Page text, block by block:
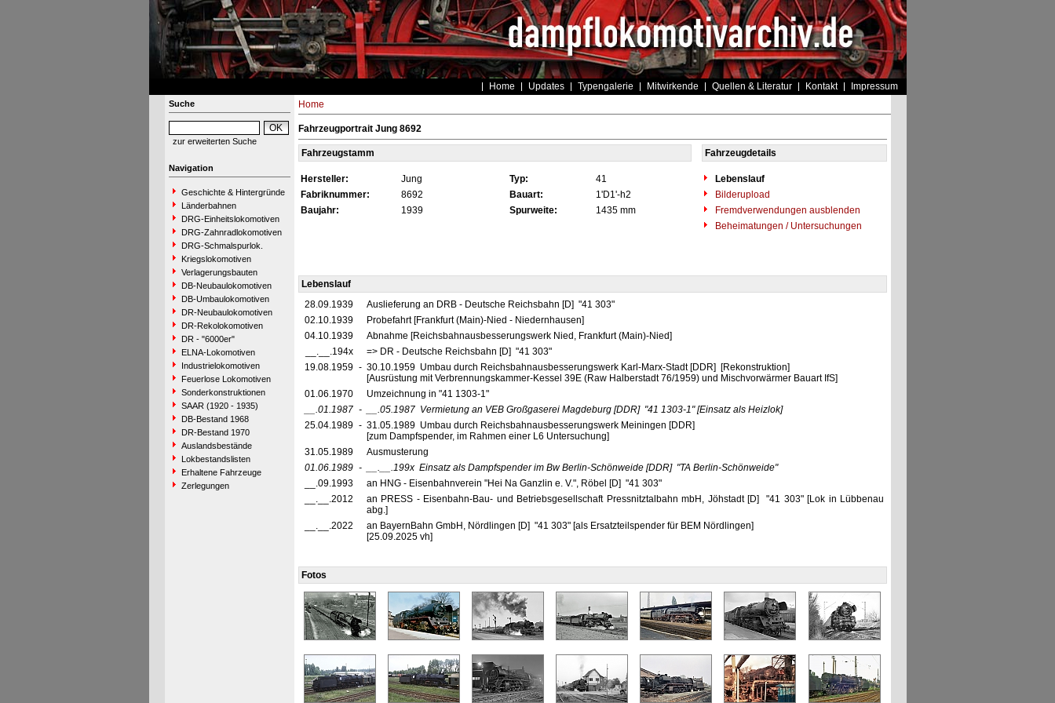
Home Updates Typengalerie Mitwirkende Quellen & Literatur Kontakt Impressum
Suche
zur erweiterten Suche
Navigation
Geschichte & Hintergründe
Länderbahnen
DRG-Einheitslokomotiven
DRG-Zahnradlokomotiven
DRG-Schmalspurlok.
Kriegslokomotiven
Verlagerungsbauten
DB-Neubaulokomotiven
DB-Umbaulokomotiven
DR-Neubaulokomotiven
DR-Rekolokomotiven
DR - "6000er"
ELNA-Lokomotiven
Industrielokomotiven
Feuerlose Lokomotiven
Sonderkonstruktionen
SAAR (1920 - 1935)
DB-Bestand 1968
DR-Bestand 1970
Auslandsbestände
Lokbestandslisten
Erhaltene Fahrzeuge
Zerlegungen
Home
Fahrzeugportrait Jung 8692
Fahrzeugstamm Fahrzeugdetails
Hersteller: Jung Typ: 41
Lebenslauf
Fabriknummer:
8692 Bauart: 1'D1'-h2
Bilderupload
Baujahr:
1939 Spurweite: 1435 mm
Fremdverwendungen ausblenden
Beheimatungen / Untersuchungen
Lebenslauf
28.09.1939
Auslieferung an DRB - Deutsche Reichsbahn [D] "41 303"
02.10.1939
Probefahrt [Frankfurt (Main)-Nied - Niedernhausen]
04.10.1939
Abnahme [Reichsbahnausbesserungswerk Nied, Frankfurt (Main)-Nied]
__.__.194x
=> DR - Deutsche Reichsbahn [D] "41 303"
19.08.1959 - 30.10.1959 Umbau durch Reichsbahnausbesserungswerk Karl-Marx-Stadt [DDR] [Rekonstruktion]
[Ausrüstung mit Verbrennungskammer-Kessel 39E (Raw Halberstadt 76/1959) und Mischvorwärmer Bauart IfS]
01.06.1970
Umzeichnung in "41 1303-1"
__.01.1987 - __.05.1987 Vermietung an VEB Großgaserei Magdeburg [DDR] "41 1303-1" [Einsatz als Heizlok]
25.04.1989 - 31.05.1989 Umbau durch Reichsbahnausbesserungswerk Meiningen [DDR]
[zum Dampfspender, im Rahmen einer L6 Untersuchung]
31.05.1989
Ausmusterung
01.06.1989 - __.__.199x Einsatz als Dampfspender im Bw Berlin-Schönweide [DDR] "TA Berlin-Schönweide"
__.09.1993
an HNG - Eisenbahnverein "Hei Na Ganzlin e. V.", Röbel [D] "41 303"
__.__.2012
an PRESS - Eisenbahn-Bau- und Betriebsgesellschaft Pressnitztalbahn mbH, Jöhstadt [D] "41 303" [Lok in Lübbenau
abg.]
__.__.2022
an BayernBahn GmbH, Nördlingen [D] "41 303" [als Ersatzteilspender für BEM Nördlingen]
[25.09.2025 vh]
Fotos